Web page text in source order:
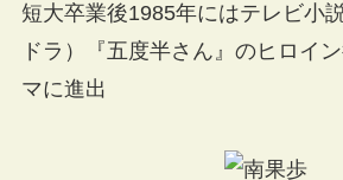
短大卒業後1985年にはテレビ小
ドラ）『五度半さん』のヒロイ
マに進出